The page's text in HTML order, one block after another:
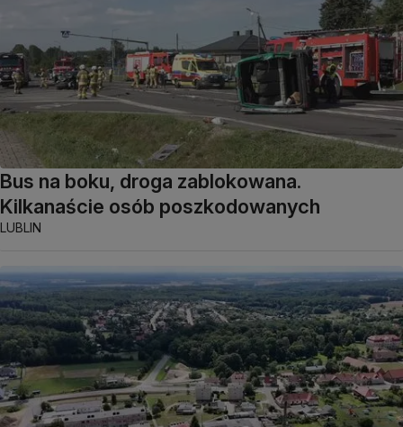
Bus na boku, droga zablokowana.
Kilkanaście osób poszkodowanych
LUBLIN